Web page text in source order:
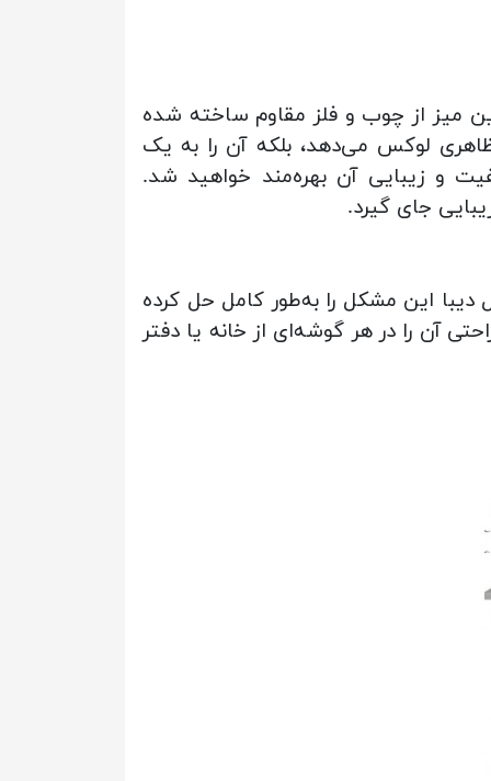
میز از چوب و فلز مقاوم ساخته شده
لوکس می‌دهد، بلکه آن را به یک
و زیبایی آن بهره‌مند خواهید شد.
جای گیرد.
این مشکل را به‌طور کامل حل کرده
آن را در هر گوشه‌ای از خانه یا دفتر